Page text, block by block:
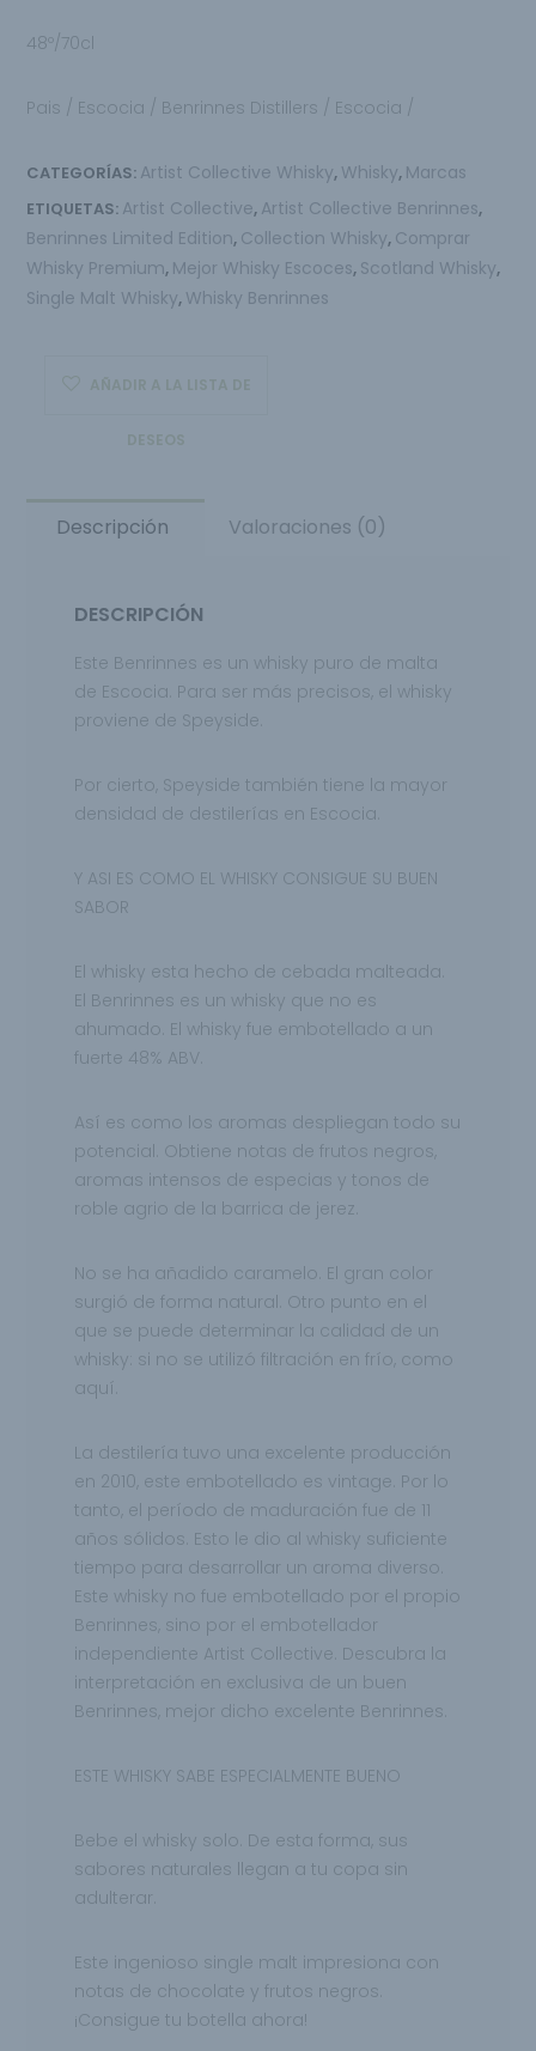
48º/70cl
Pais / Escocia / Benrinnes Distillers / Escocia /
CATEGORÍAS: Artist Collective Whisky, Whisky, Marcas
ETIQUETAS: Artist Collective, Artist Collective Benrinnes,
Benrinnes Limited Edition, Collection Whisky, Comprar
Whisky Premium, Mejor Whisky Escoces, Scotland Whisky,
Single Malt Whisky, Whisky Benrinnes
AÑADIR A LA LISTA DE
DESEOS
Descripción Valoraciones (0)
DESCRIPCIÓN
Este Benrinnes es un whisky puro de malta
de Escocia. Para ser más precisos, el whisky
proviene de Speyside.
Por cierto, Speyside también tiene la mayor
densidad de destilerías en Escocia.
Y ASI ES COMO EL WHISKY CONSIGUE SU BUEN
SABOR
El whisky esta hecho de cebada malteada.
El Benrinnes es un whisky que no es
ahumado. El whisky fue embotellado a un
fuerte 48% ABV.
Así es como los aromas despliegan todo su
potencial. Obtiene notas de frutos negros,
aromas intensos de especias y tonos de
roble agrio de la barrica de jerez.
No se ha añadido caramelo. El gran color
surgió de forma natural. Otro punto en el
que se puede determinar la calidad de un
whisky: si no se utilizó filtración en frío, como
aquí.
La destilería tuvo una excelente producción
en 2010, este embotellado es vintage. Por lo
tanto, el período de maduración fue de 11
años sólidos. Esto le dio al whisky suficiente
tiempo para desarrollar un aroma diverso.
Este whisky no fue embotellado por el propio
Benrinnes, sino por el embotellador
independiente Artist Collective. Descubra la
interpretación en exclusiva de un buen
Benrinnes, mejor dicho excelente Benrinnes.
ESTE WHISKY SABE ESPECIALMENTE BUENO
Bebe el whisky solo. De esta forma, sus
sabores naturales llegan a tu copa sin
adulterar.
Este ingenioso single malt impresiona con
notas de chocolate y frutos negros.
¡Consigue tu botella ahora!